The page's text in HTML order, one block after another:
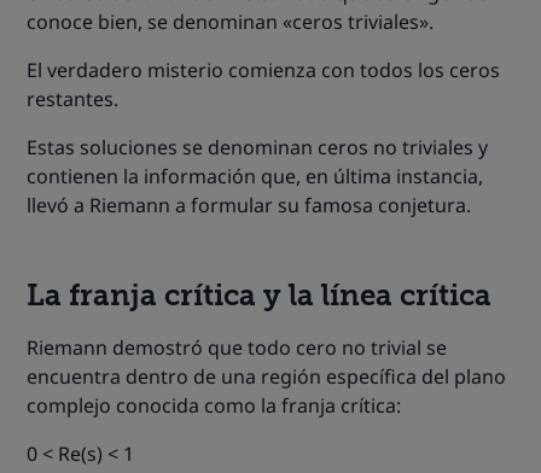
conoce bien, se denominan «ceros triviales».
El verdadero misterio comienza con todos los ceros
restantes.
Estas soluciones se denominan ceros no triviales y
contienen la información que, en última instancia,
llevó a Riemann a formular su famosa conjetura.
La franja crítica y la línea crítica
Riemann demostró que todo cero no trivial se
encuentra dentro de una región específica del plano
complejo conocida como la franja crítica:
0 < Re(s) < 1